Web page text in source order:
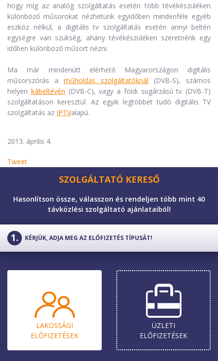
hogy míg az analóg szolgáltatás esetén több tévékészüléken
különböző műsorokat nézhetünk egyidőben mindenféle egyéb
eszköz nélkül, a digitális tv szolgáltatás esetén annyi beltéri
egységre van szükség, ahány tévékészüléken szeretnénk egy
időben különböző műsort nézni.
Ma már mindenütt elérhető Magyarországon digitális
műsorszórás a műholdas szolgáltatóknál (DVB-S), számos
helyen kábeltévén (DVB-C), vagy a földi sugárzású tv (DVB-T)
szolgáltatáson keresztül. Az egyik legtöbbet tudó digitális TV
szolgáltatás az IPTValapú.
2013. április 4.
Tweet
SZOLGÁLTATÓ KERESŐ
Hasonlítson össze, válasszon és rendeljen több mint 40
távközlési szolgáltató ajánlataiból!
KÉRJÜK, ADJA MEG AZ ELŐFIZETÉS TÍPUSÁT!
LAKOSSÁGI
ELŐ­FIZETÉSEK
ÜZLETI
ELŐ­FIZETÉSEK